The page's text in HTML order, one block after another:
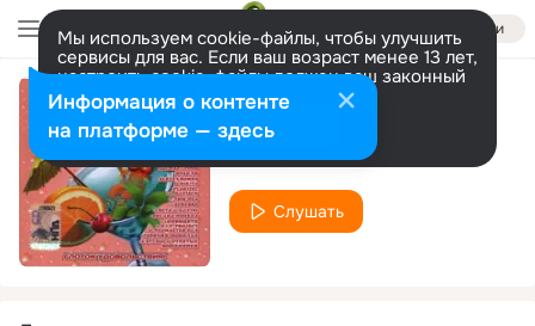
Войти
Мы используем cookie-файлы, чтобы улучшить
сервисы для вас. Если ваш возраст менее 13 лет,
настроить cookie-файлы должен ваш законный
представитель. Больше информации
Разрешить все Настроить
Elia - Ragi
XXXL 19
Слушать
Информация о контенте
на платформе — здесь